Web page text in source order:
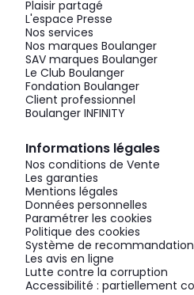
Plaisir partagé
L'espace Presse
Nos services
Nos marques Boulanger
SAV marques Boulanger
Le Club Boulanger
Fondation Boulanger
Client professionnel
Boulanger INFINITY
Informations légales
Nos conditions de Vente
Les garanties
Mentions légales
Données personnelles
Paramétrer les cookies
Politique des cookies
Système de recommandation
Les avis en ligne
Lutte contre la corruption
Accessibilité : partiellement